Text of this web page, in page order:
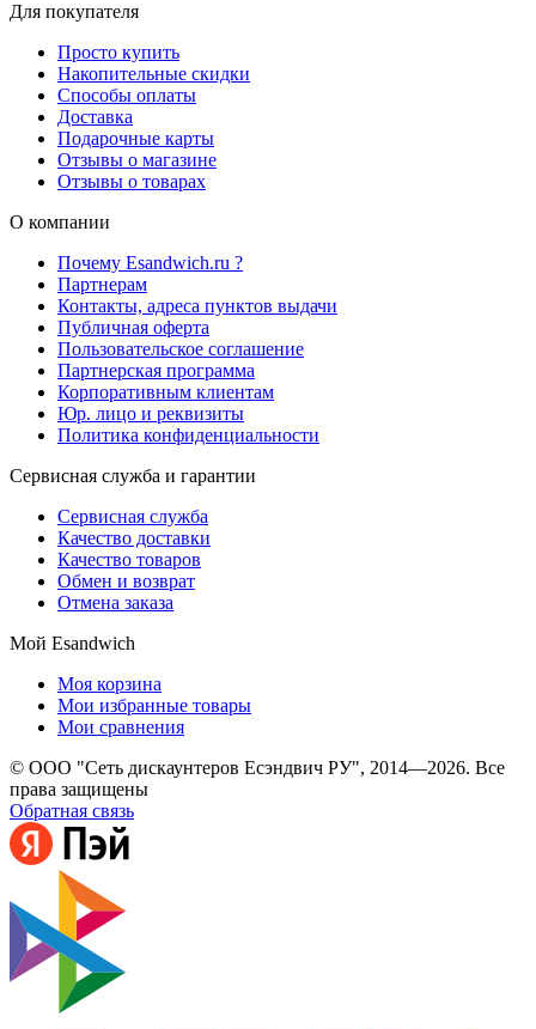
Для покупателя
Просто купить
Накопительные скидки
Способы оплаты
Доставка
Подарочные карты
Отзывы о магазине
Отзывы о товарах
О компании
Почему Esandwich.ru ?
Партнерам
Контакты, адреса пунктов выдачи
Публичная оферта
Пользовательское соглашение
Партнерская программа
Корпоративным клиентам
Юр. лицо и реквизиты
Политика конфиденциальности
Сервисная служба и гарантии
Сервисная служба
Качество доставки
Качество товаров
Обмен и возврат
Отмена заказа
Мой Esandwich
Моя корзина
Мои избранные товары
Мои сравнения
© ООО "Сеть дискаунтеров Есэндвич РУ", 2014—2026. Все
права защищены
Обратная связь